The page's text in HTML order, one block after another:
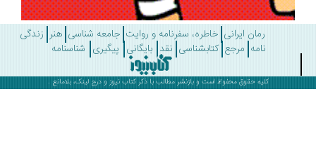
رمان ایرانی خاطره، سفرنامه و روایت جامعه شناسی هنر زندگی
مرجع کتابشناسی نقد بایگانی پیگیری شناسنامه
کلیه حقوق محفوظ است و بازنشر مطالب با ذکرکتاب نیوز و درج لینک، بلامانع .